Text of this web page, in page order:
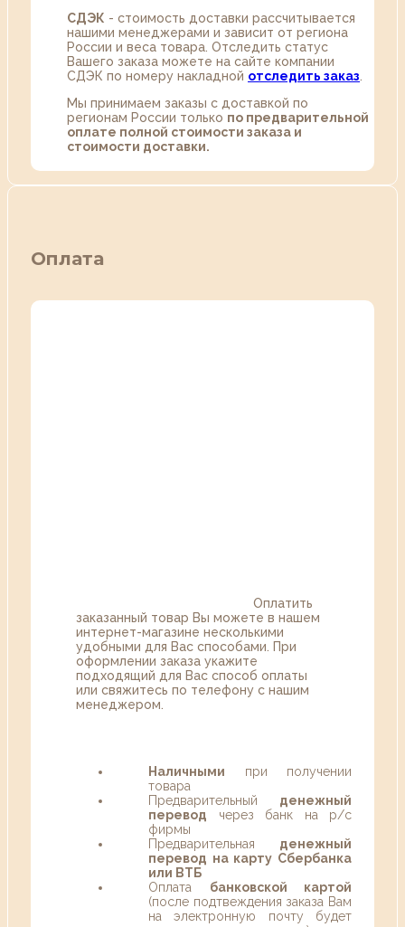
СДЭК - стоимость доставки рассчитывается
нашими менеджерами и зависит от региона
России и веса товара. Отследить статус
Вашего заказа можете на сайте компании
СДЭК по номеру накладной отследить заказ
Мы принимаем заказы с доставкой по
регионам России только по предварительной
оплате полной стоимости заказа и
стоимости доставки.
Оплата
Оплатить
заказанный товар Вы можете в нашем
интернет-магазине несколькими
удобными для Вас способами. При
оформлении заказа укажите
подходящий для Вас способ оплаты
или свяжитесь по телефону с нашим
менеджером.
Наличными при получении
товара
Предварительный денежный
перевод через банк на р/с
фирмы
Предварительная денежный
перевод на карту Сбербанка
или ВТБ
Оплата банковской картой
(после подтвеждения заказа Вам
на электронную почту будет